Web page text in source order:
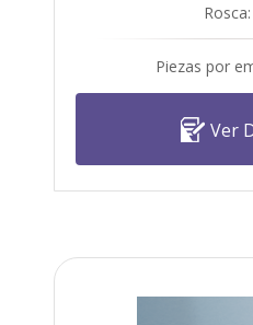
Piezas por
Ver